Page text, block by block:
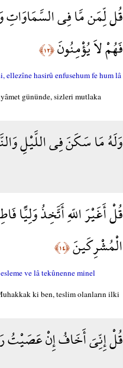
قُل لِّمَن مَّا فِي السَّمَاوَاتِ
فَهُمْ لاَ يُؤْمِنُونَ﴿١٢﴾
hasirû enfusehum fe hum lâ
gününde, sizleri mutlaka
وَلَهُ مَا سَكَنَ فِي اللَّيْلِ
قُلْ أَغَيْرَ اللّهِ أَتَّخِذُ
الْمُشْرِكَينَ﴿١٤﴾
ve lâ tekûnenne minel
ki ben, teslim olanların ilki
قُلْ إِنِّيَ أَخَافُ إِنْ عَصَيْتُ